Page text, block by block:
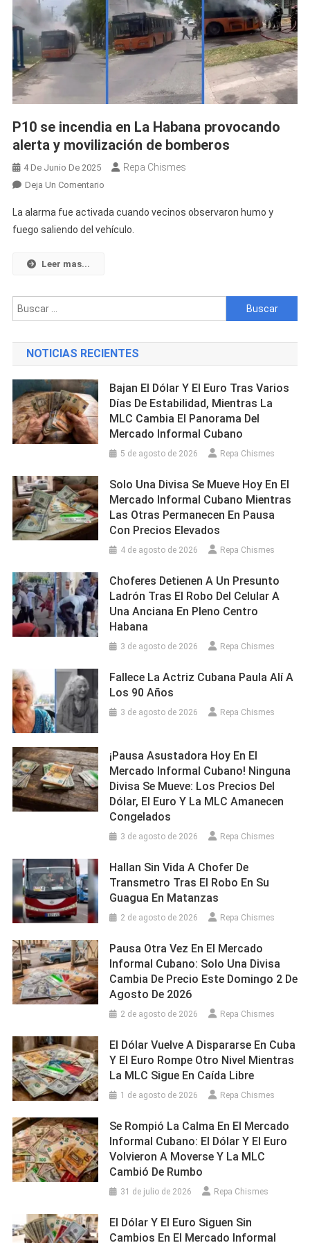
P10 se incendia en La Habana provocando
alerta y movilización de bomberos
4 De Junio De 2025 Repa Chismes
Deja Un ComentarioEn
Se
Incendia
Provocando
Movilización
De
La alarma fue activada cuando vecinos observaron humo y
fuego saliendo del vehículo.
Leer mas...
Buscar:
NOTICIAS RECIENTES
Bajan El Dólar Y El Euro Tras Varios
Días De Estabilidad, Mientras La
MLC Cambia El Panorama Del
Mercado Informal Cubano
5 de agosto de 2026 Repa Chismes
Solo Una Divisa Se Mueve Hoy En El
Mercado Informal Cubano Mientras
Las Otras Permanecen En Pausa
Con Precios Elevados
4 de agosto de 2026 Repa Chismes
Choferes Detienen A Un Presunto
Ladrón Tras El Robo Del Celular A
Una Anciana En Pleno Centro
Habana
3 de agosto de 2026 Repa Chismes
Fallece La Actriz Cubana Paula Alí A
Los 90 Años
3 de agosto de 2026 Repa Chismes
¡Pausa Asustadora Hoy En El
Mercado Informal Cubano! Ninguna
Divisa Se Mueve: Los Precios Del
Dólar, El Euro Y La MLC Amanecen
Congelados
3 de agosto de 2026 Repa Chismes
Hallan Sin Vida A Chofer De
Transmetro Tras El Robo En Su
Guagua En Matanzas
2 de agosto de 2026 Repa Chismes
Pausa Otra Vez En El Mercado
Informal Cubano: Solo Una Divisa
Cambia De Precio Este Domingo 2 De
Agosto De 2026
2 de agosto de 2026 Repa Chismes
El Dólar Vuelve A Dispararse En Cuba
Y El Euro Rompe Otro Nivel Mientras
La MLC Sigue En Caída Libre
1 de agosto de 2026 Repa Chismes
Se Rompió La Calma En El Mercado
Informal Cubano: El Dólar Y El Euro
Volvieron A Moverse Y La MLC
Cambió De Rumbo
31 de julio de 2026 Repa Chismes
El Dólar Y El Euro Siguen Sin
Cambios En El Mercado Informal